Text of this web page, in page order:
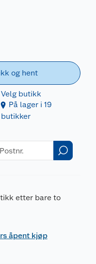
og hent
Velg butikk
På lager i 19
butikker
etter bare to
åpent kjøp